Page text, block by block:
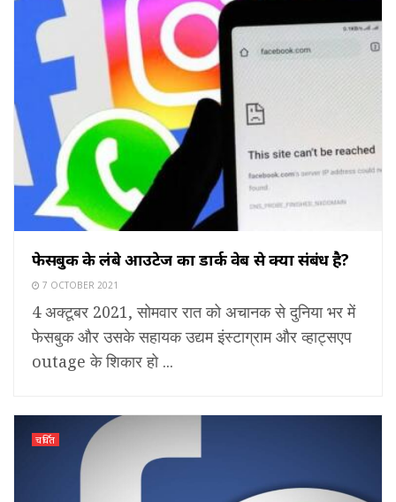
फेसबुक के लंबे आउटेज का डार्क वेब से क्या संबंध है?
7 OCTOBER 2021
4 अक्टूबर 2021, सोमवार रात को अचानक से दुनिया भर में
फेसबुक और उसके सहायक उद्यम इंस्टाग्राम और व्हाट्सएप
outage के शिकार हो ...
चर्चित